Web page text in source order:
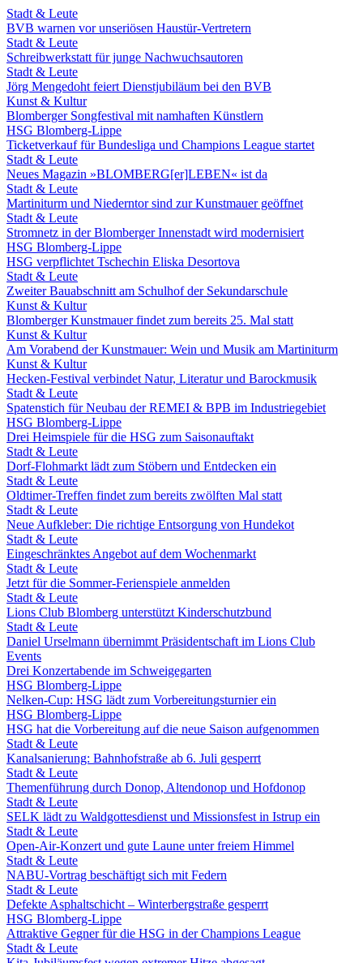
Stadt & Leute
BVB warnen vor unseriösen Haustür-Vertretern
Stadt & Leute
Schreibwerkstatt für junge Nachwuchsautoren
Stadt & Leute
Jörg Mengedoht feiert Dienstjubiläum bei den BVB
Kunst & Kultur
Blomberger Songfestival mit namhaften Künstlern
HSG Blomberg-Lippe
Ticketverkauf für Bundesliga und Champions League startet
Stadt & Leute
Neues Magazin »BLOMBERG[er]LEBEN« ist da
Stadt & Leute
Martiniturm und Niederntor sind zur Kunstmauer geöffnet
Stadt & Leute
Stromnetz in der Blomberger Innenstadt wird modernisiert
HSG Blomberg-Lippe
HSG verpflichtet Tschechin Eliska Desortova
Stadt & Leute
Zweiter Bauabschnitt am Schulhof der Sekundarschule
Kunst & Kultur
Blomberger Kunstmauer findet zum bereits 25. Mal statt
Kunst & Kultur
Am Vorabend der Kunstmauer: Wein und Musik am Martiniturm
Kunst & Kultur
Hecken-Festival verbindet Natur, Literatur und Barockmusik
Stadt & Leute
Spatenstich für Neubau der REMEI & BPB im Industriegebiet
HSG Blomberg-Lippe
Drei Heimspiele für die HSG zum Saisonauftakt
Stadt & Leute
Dorf-Flohmarkt lädt zum Stöbern und Entdecken ein
Stadt & Leute
Oldtimer-Treffen findet zum bereits zwölften Mal statt
Stadt & Leute
Neue Aufkleber: Die richtige Entsorgung von Hundekot
Stadt & Leute
Eingeschränktes Angebot auf dem Wochenmarkt
Stadt & Leute
Jetzt für die Sommer-Ferienspiele anmelden
Stadt & Leute
Lions Club Blomberg unterstützt Kinderschutzbund
Stadt & Leute
Daniel Urselmann übernimmt Präsidentschaft im Lions Club
Events
Drei Konzertabende im Schweigegarten
HSG Blomberg-Lippe
Nelken-Cup: HSG lädt zum Vorbereitungsturnier ein
HSG Blomberg-Lippe
HSG hat die Vorbereitung auf die neue Saison aufgenommen
Stadt & Leute
Kanalsanierung: Bahnhofstraße ab 6. Juli gesperrt
Stadt & Leute
Themenführung durch Donop, Altendonop und Hofdonop
Stadt & Leute
SELK lädt zu Waldgottesdienst und Missionsfest in Istrup ein
Stadt & Leute
Open-Air-Konzert und gute Laune unter freiem Himmel
Stadt & Leute
NABU-Vortrag beschäftigt sich mit Federn
Stadt & Leute
Defekte Asphaltschicht – Winterbergstraße gesperrt
HSG Blomberg-Lippe
Attraktive Gegner für die HSG in der Champions League
Stadt & Leute